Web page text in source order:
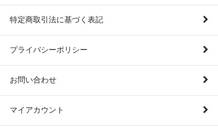
特定商取引法に基づく表記
プライバシーポリシー
お問い合わせ
マイアカウント